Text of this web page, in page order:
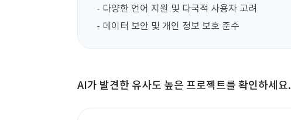
- 다양한 언어 지원 및 다국적 사용자 고려
- 데이터 보안 및 개인 정보 보호 준수
AI가 발견한 유사도 높은 프로젝트를 확인하세요.